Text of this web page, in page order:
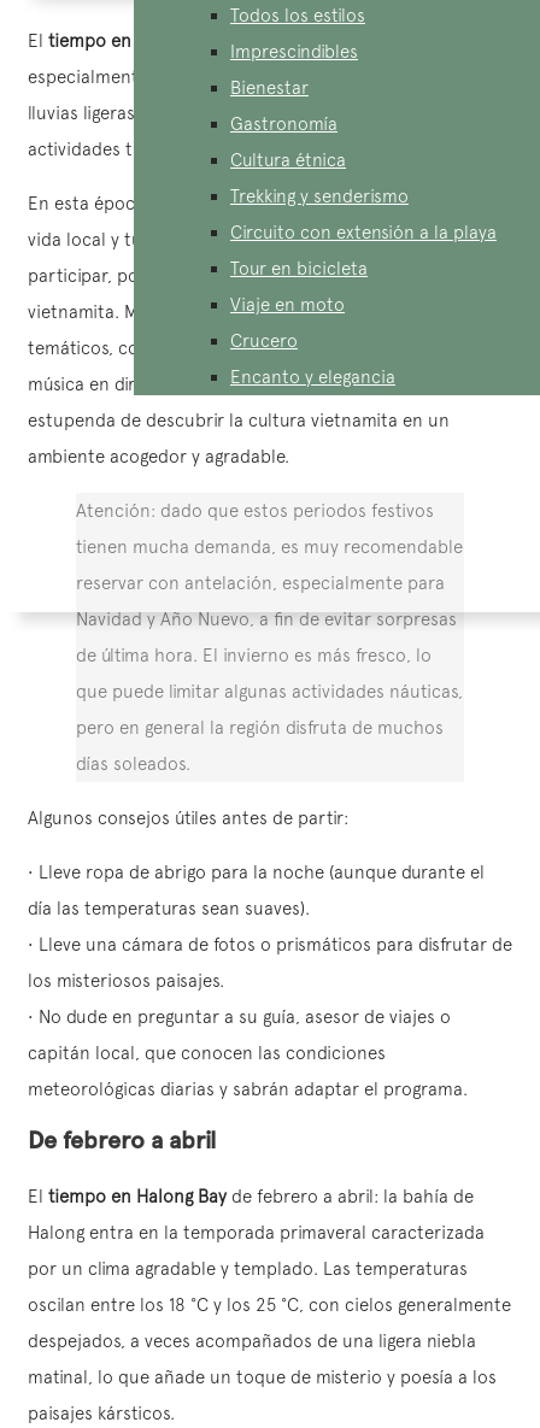
Todos los estilos
Imprescindibles
Bienestar
Gastronomía
Cultura étnica
Trekking y senderismo
Circuito con extensión a la playa
Tour en bicicleta
Viaje en moto
Crucero
Encanto y elegancia
El tiempo en Halong Bay
en diciembre puede ser nublado,
especialmente a finales de mes. A veces se producen
lluvias ligeras, pero no interfieren realmente en las
actividades turísticas.
En esta época del año, varias fiestas marcan el ritmo de la
vida local y turística, y también tienes la oportunidad de
participar, por ejemplo, en el Tết, el Año Nuevo lunar
vietnamita. Muchas compañías ofrecen cruceros
temáticos, con menús festivos, decoraciones tradicionales,
música en directo o espectáculos a bordo. Es una forma
estupenda de descubrir la cultura vietnamita en un
ambiente acogedor y agradable.
Atención: dado que estos periodos festivos
tienen mucha demanda, es muy recomendable
reservar con antelación, especialmente para
Navidad y Año Nuevo, a fin de evitar sorpresas
de última hora. El invierno es más fresco, lo
que puede limitar algunas actividades náuticas,
pero en general la región disfruta de muchos
días soleados.
Algunos consejos útiles antes de partir:
• Lleve ropa de abrigo para la noche (aunque durante el
día las temperaturas sean suaves).
• Lleve una cámara de fotos o prismáticos para disfrutar de
los misteriosos paisajes.
• No dude en preguntar a su guía, asesor de viajes o
capitán local, que conocen las condiciones
meteorológicas diarias y sabrán adaptar el programa.
De febrero a abril
El tiempo en Halong Bayde febrero a abril: la bahía de
Halong entra en la temporada primaveral caracterizada
por un clima agradable y templado. Las temperaturas
oscilan entre los 18 °C y los 25 °C, con cielos generalmente
despejados, a veces acompañados de una ligera niebla
matinal, lo que añade un toque de misterio y poesía a los
paisajes kársticos.